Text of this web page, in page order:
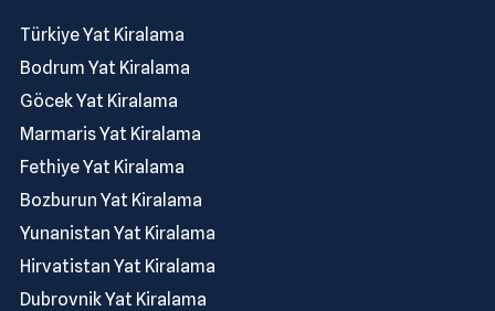
Türkiye Yat Kiralama
Bodrum Yat Kiralama
Göcek Yat Kiralama
Marmaris Yat Kiralama
Fethiye Yat Kiralama
Bozburun Yat Kiralama
Yunanistan Yat Kiralama
Hirvatistan Yat Kiralama
Dubrovnik Yat Kiralama